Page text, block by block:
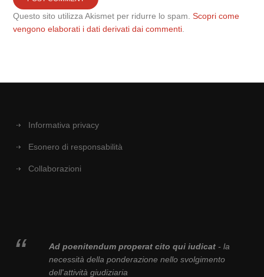
Questo sito utilizza Akismet per ridurre lo spam.Scopri come
vengono elaborati i dati derivati dai commenti
Informativa privacy
Esonero di responsabilità
Collaborazioni
Ad poenitendum properat cito qui iudicat- la
necessità della ponderazione nello svolgimento
dell'attività giudiziaria